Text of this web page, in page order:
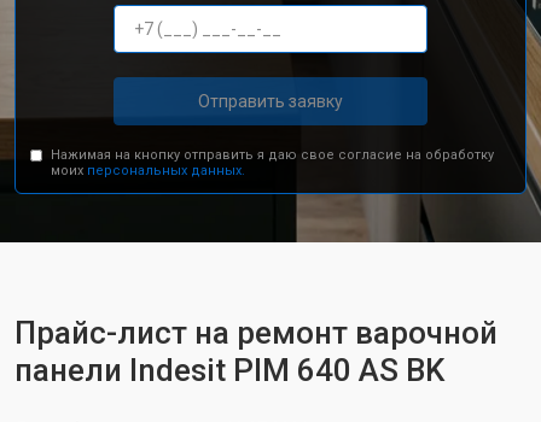
Отправить заявку
Нажимая на кнопку отправить я даю свое согласие на обработку
моих персональных данных.
Прайс-лист на ремонт варочной
панели Indesit PIM 640 AS BK